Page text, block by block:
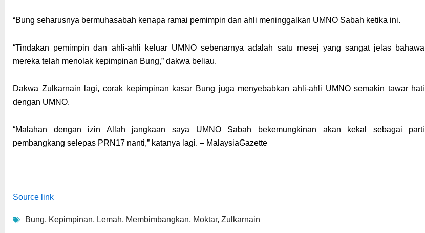
“Bung seharusnya bermuhasabah kenapa ramai pemimpin dan ahli meninggalkan UMNO Sabah ketika ini.
“Tindakan pemimpin dan ahli-ahli keluar UMNO sebenarnya adalah satu mesej yang sangat jelas bahawa
mereka telah menolak kepimpinan Bung,” dakwa beliau.
Dakwa Zulkarnain lagi, corak kepimpinan kasar Bung juga menyebabkan ahli-ahli UMNO semakin tawar hati
dengan UMNO.
“Malahan dengan izin Allah jangkaan saya UMNO Sabah bekemungkinan akan kekal sebagai parti
pembangkang selepas PRN17 nanti,” katanya lagi. – MalaysiaGazette
Source link
Bung, Kepimpinan, Lemah, Membimbangkan, Moktar, Zulkarnain